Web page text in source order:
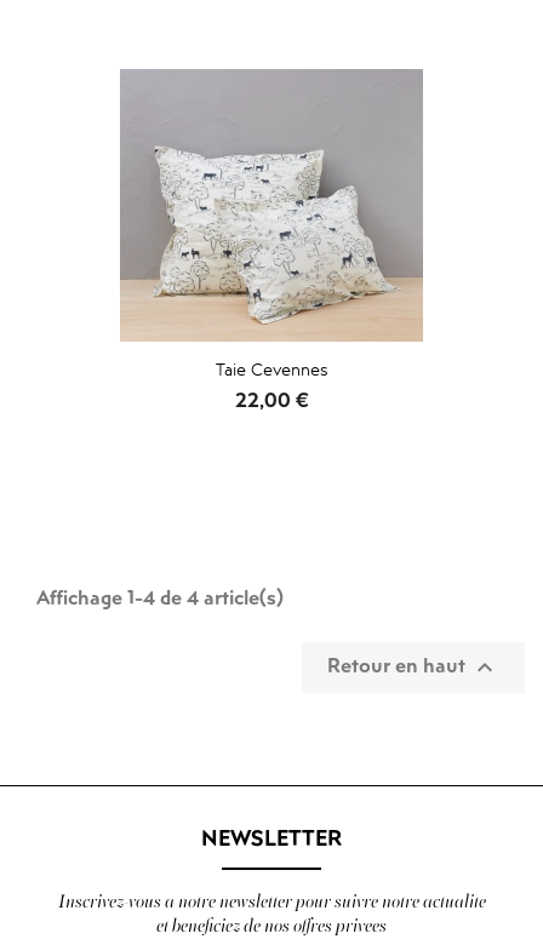
Taie Cevennes
Prix
22,00 €
Affichage 1-4 de 4 article(s)
Retour en haut 
NEWSLETTER
Inscrivez-vous a notre newsletter pour suivre notre actualite
et beneficiez de nos offres privees